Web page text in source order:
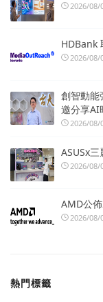
2026/08/
HDBank
2026/08/
創智動能
邀分享AI
2026/08/
ASUSx
2026/08/
AMD公
2026/08/
熱門標籤